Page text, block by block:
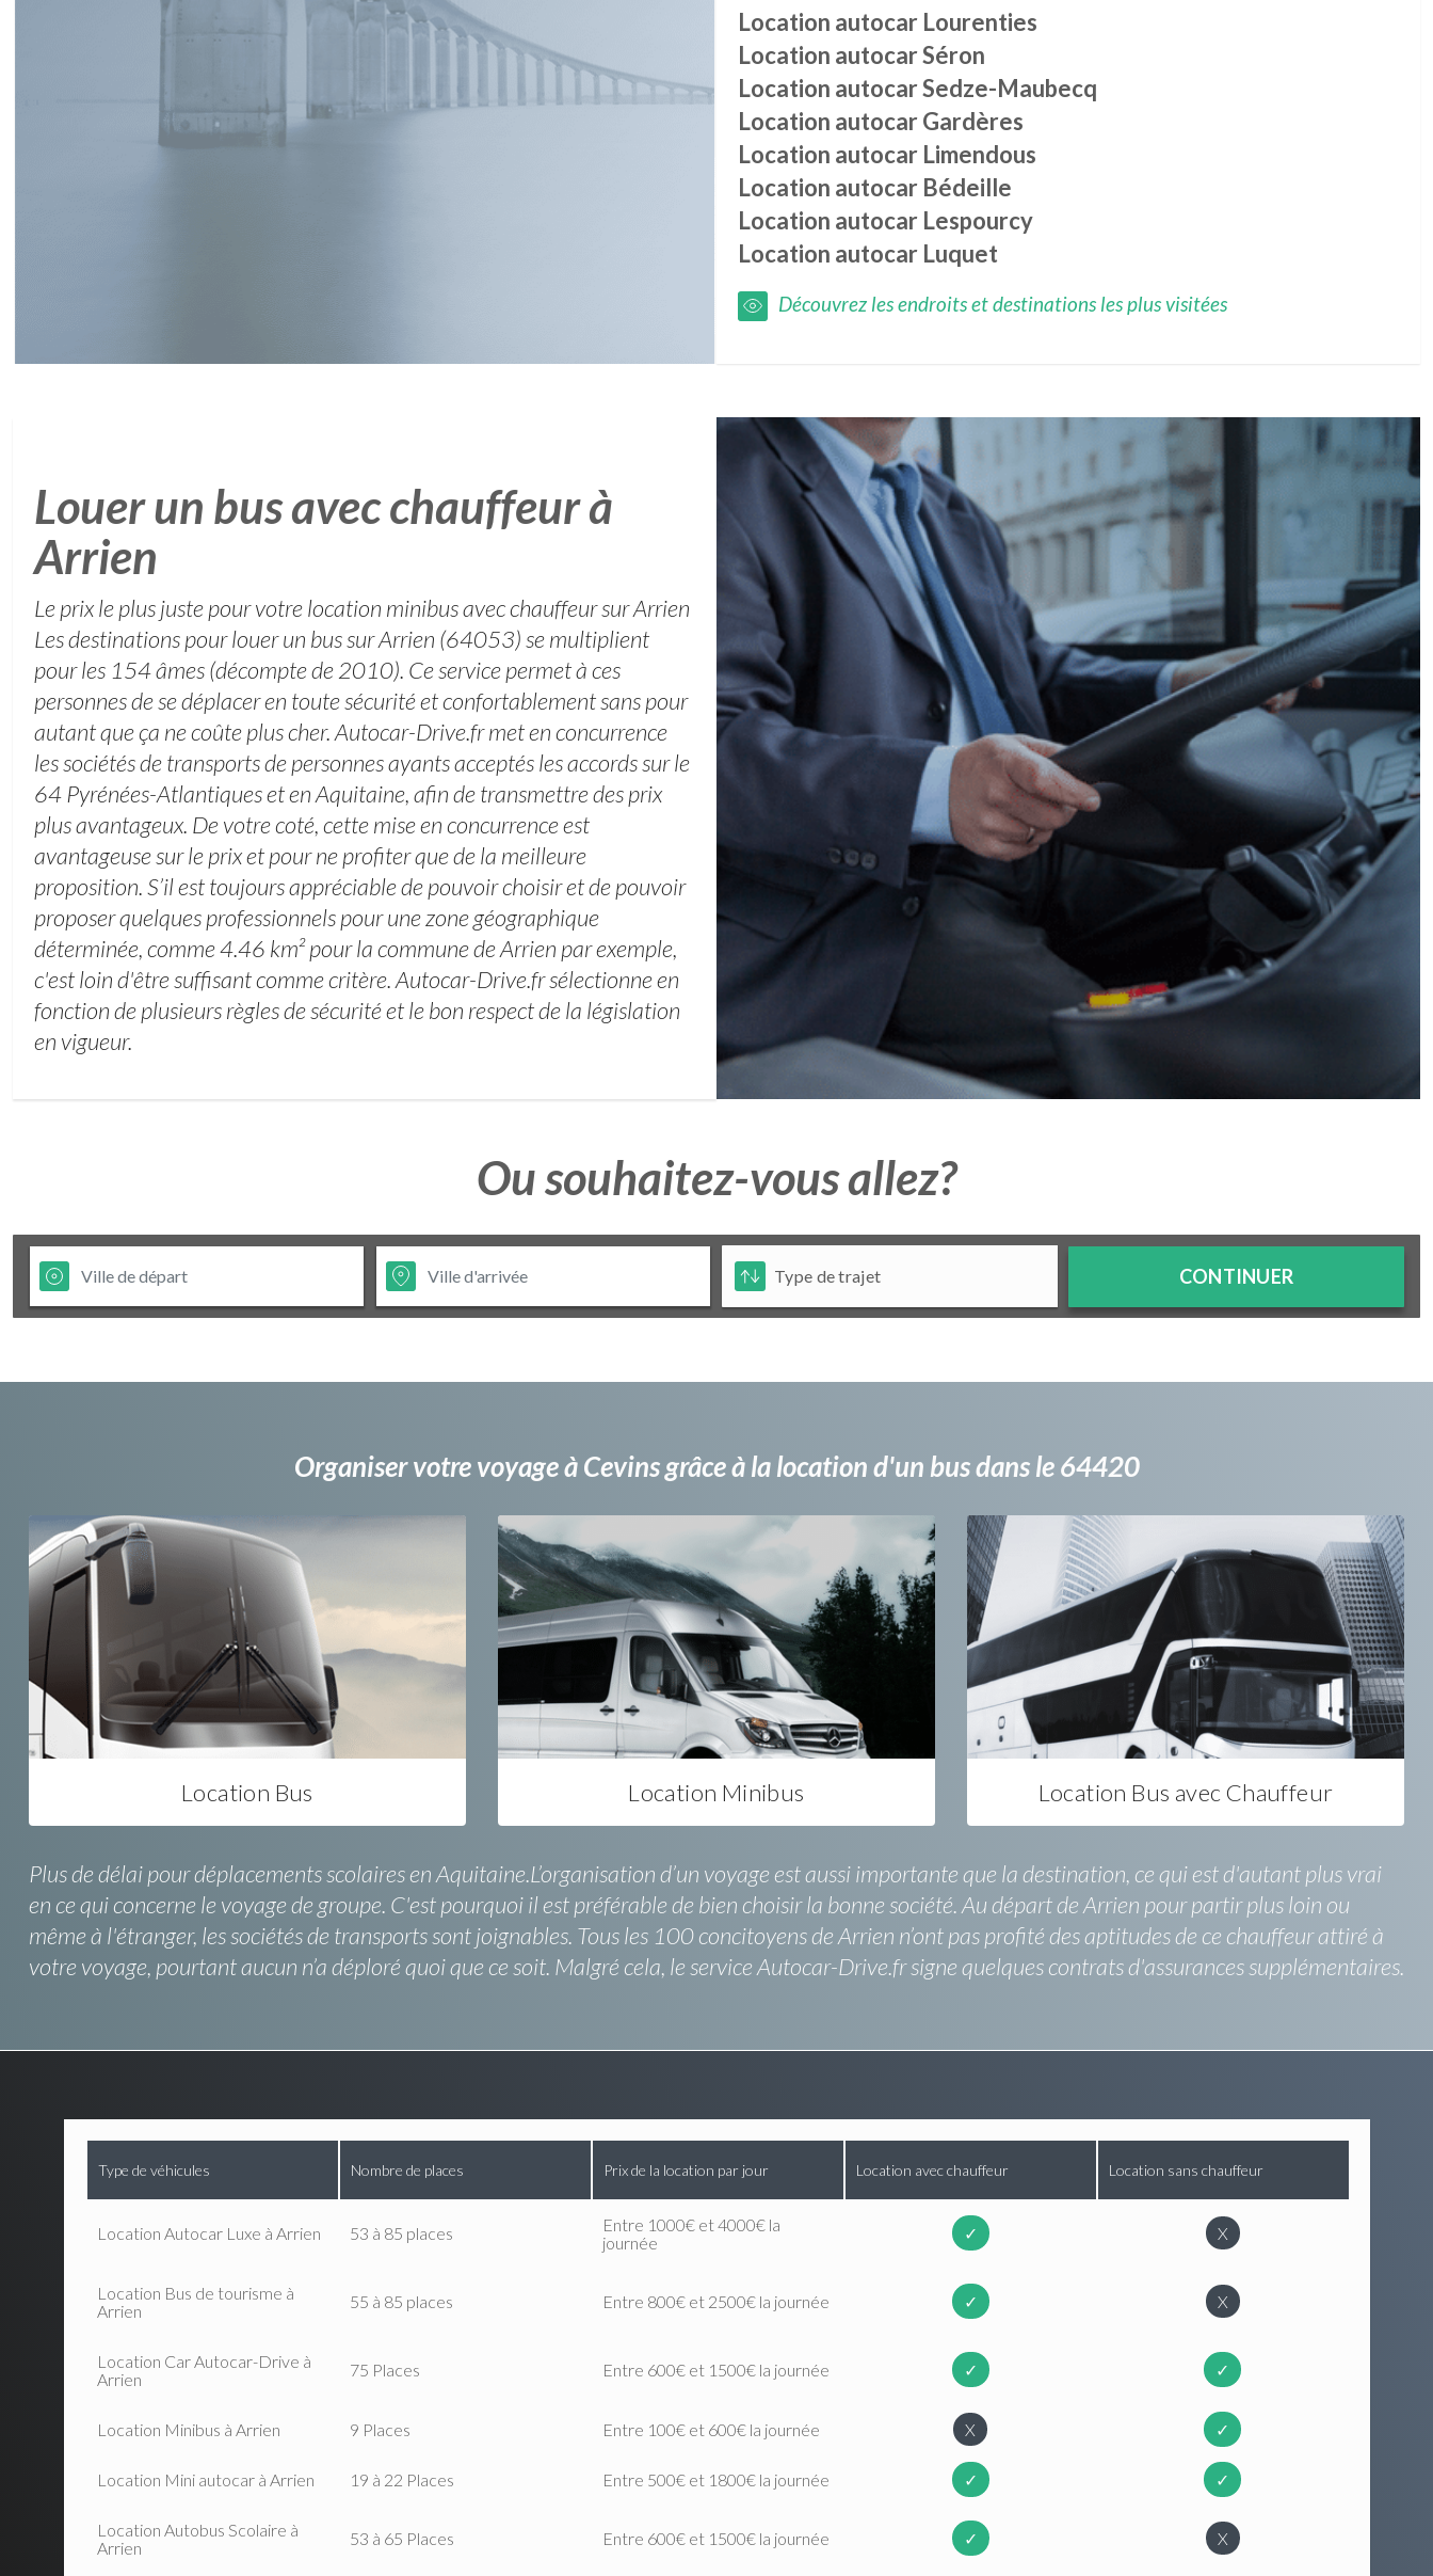
Location autocar Lourenties
Location autocarSéron
Location autocarSedze-Maubecq
Location autocarGardères
Location autocar Limendous
Location autocar Bédeille
Location autocar Lespourcy
Location autocar Luquet
Découvrez les endroits et destinations les plus visitées
Louer un bus avec chauffeur à
Arrien
Le prix le plus juste pour votre location minibus avec chauffeur sur Arrien
Les destinations pour louer un bus sur Arrien (64053) se multiplient
pour les 154 âmes (décompte de 2010). Ce service permet à ces
personnes de se déplacer en toute sécurité et confortablement sans pour
autant que ça ne coûte plus cher. Autocar-Drive.fr met en concurrence
les sociétés de transports de personnes ayants acceptés les accords sur le
64 Pyrénées-Atlantiques et en Aquitaine, afin de transmettre des prix
plus avantageux. De votre coté, cette mise en concurrence est
avantageuse sur le prix et pour ne profiter que de la meilleure
proposition. S’il est toujours appréciable de pouvoir choisir et de pouvoir
proposer quelques professionnels pour une zone géographique
déterminée, comme 4.46 km² pour la commune de Arrien par exemple,
c'est loin d'être suffisant comme critère. Autocar-Drive.fr sélectionne en
fonction de plusieurs règles de sécurité et le bon respect de la législation
en vigueur.
Ou souhaitez-vous allez?
CONTINUER
Organiser votre voyage à Cevins grâce à la location d'un bus dans le 64420
Location Bus Location Minibus Location Bus avec Chauffeur
Plus de délai pour déplacements scolaires en Aquitaine.L’organisation d’un voyage est aussi importante que la destination, ce qui est d'autant plus vrai
en ce qui concerne le voyage de groupe. C'est pourquoi il est préférable de bien choisir la bonne société. Au départ de Arrien pour partir plus loin ou
même à l'étranger, les sociétés de transports sont joignables. Tous les 100 concitoyens de Arrien n’ont pas profité des aptitudes de ce chauffeur attiré à
votre voyage, pourtant aucun n’a déploré quoi que ce soit. Malgré cela, le service Autocar-Drive.fr signe quelques contrats d'assurances supplémentaires.
Type de véhicules Nombre de places Prix de la location par jour Location avec chauffeur Location sans chauffeur
Location Autocar Luxe à Arrien 53 à 85 places
Entre 1000€ et 4000€ la
journée
✓ X
Location Bus de tourisme à
Arrien
55 à 85 places Entre 800€ et 2500€ la journée ✓ X
Location Car Autocar-Drive à
Arrien
75 Places Entre 600€ et 1500€ la journée ✓ ✓
Location Minibus à Arrien 9 Places Entre 100€ et 600€ la journée X ✓
Location Mini autocar à Arrien 19 à 22 Places Entre 500€ et 1800€ la journée ✓ ✓
Location Autobus Scolaire à
Arrien
53 à 65 Places Entre 600€ et 1500€ la journée ✓ X